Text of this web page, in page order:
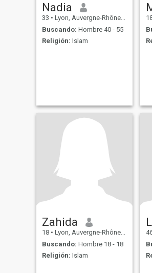
Nadia
33 • Lyon, Auvergne-Rhône-Alpes, Francia
Buscando: Hombre 40 - 55
Religión: Islam
Zahida
18 • Lyon, Auvergne-Rhône-Alpes, Francia
Buscando: Hombre 18 - 18
Religión: Islam